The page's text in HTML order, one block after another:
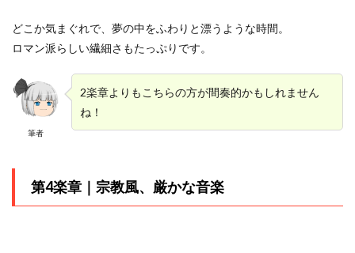
どこか気まぐれで、夢の中をふわりと漂うような時間。
ロマン派らしい繊細さもたっぷりです。
筆者
2楽章よりもこちらの方が間奏的かもしれません
ね！
第4楽章｜宗教風、厳かな音楽